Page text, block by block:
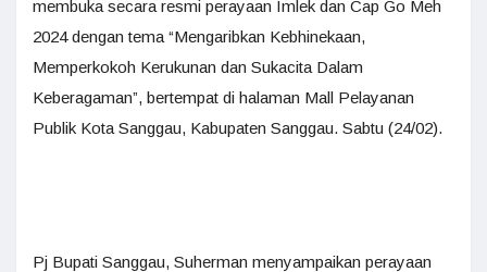
membuka secara resmi perayaan Imlek dan Cap Go Meh
2024 dengan tema “Mengaribkan Kebhinekaan,
Memperkokoh Kerukunan dan Sukacita Dalam
Keberagaman”, bertempat di halaman Mall Pelayanan
Publik Kota Sanggau, Kabupaten Sanggau. Sabtu (24/02).
Pj Bupati Sanggau, Suherman menyampaikan perayaan